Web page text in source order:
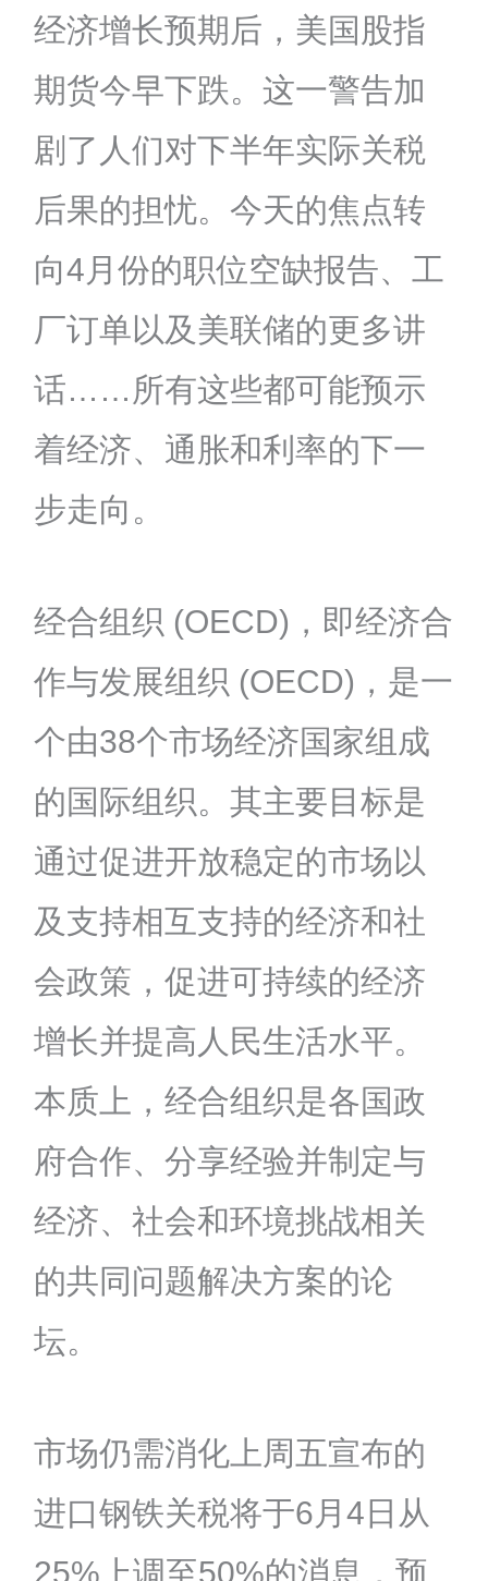
经济增长预期后，美国股指
期货今早下跌。这一警告加
剧了人们对下半年实际关税
后果的担忧。今天的焦点转
向4月份的职位空缺报告、工
厂订单以及美联储的更多讲
话……所有这些都可能预示
着经济、通胀和利率的下一
步走向。
经合组织 (OECD)，即经济合
作与发展组织 (OECD)，是一
个由38个市场经济国家组成
的国际组织。其主要目标是
通过促进开放稳定的市场以
及支持相互支持的经济和社
会政策，促进可持续的经济
增长并提高人民生活水平。
本质上，经合组织是各国政
府合作、分享经验并制定与
经济、社会和环境挑战相关
的共同问题解决方案的论
坛。
市场仍需消化上周五宣布的
进口钢铁关税将于6月4日从
25%上调至50%的消息，预